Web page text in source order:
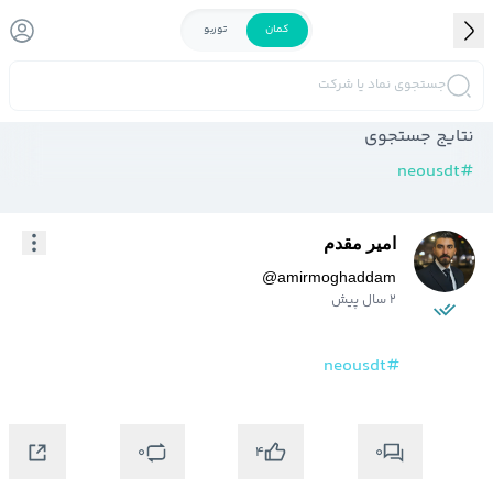
کمان توربو
جستجوی نماد یا شرکت
نتایج جستجوی
#
neousdt
امیر مقدم
@amirmoghaddam
2 سال پیش
#neousdt
0
4
0